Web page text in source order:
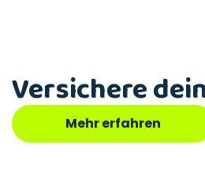
Versichere
Mehr erfahren